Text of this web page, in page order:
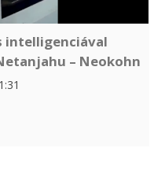
intelligenciával
– Neokohn